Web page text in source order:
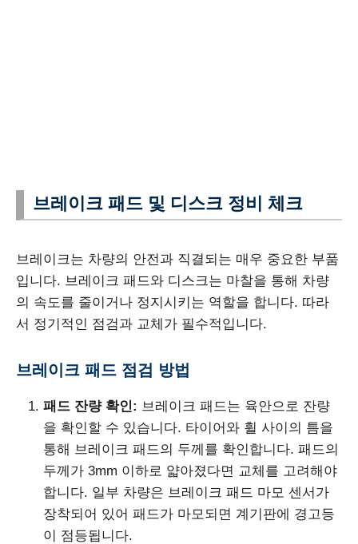
브레이크 패드 및 디스크 정비 체크
브레이크는 차량의 안전과 직결되는 매우 중요한 부품
입니다. 브레이크 패드와 디스크는 마찰을 통해 차량
의 속도를 줄이거나 정지시키는 역할을 합니다. 따라
서 정기적인 점검과 교체가 필수적입니다.
브레이크 패드 점검 방법
패드 잔량 확인: 브레이크 패드는 육안으로 잔량
을 확인할 수 있습니다. 타이어와 휠 사이의 틈을
통해 브레이크 패드의 두께를 확인합니다. 패드의
두께가 3mm 이하로 얇아졌다면 교체를 고려해야
합니다. 일부 차량은 브레이크 패드 마모 센서가
장착되어 있어 패드가 마모되면 계기판에 경고등
이 점등됩니다.